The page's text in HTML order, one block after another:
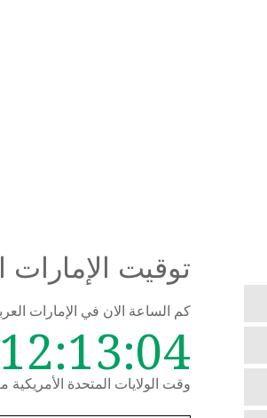
توقيت الإمارات
كم الساعة الان في الإمارات
12:13:05 مساءً
وقت الولايات المتحدة الأمريكية